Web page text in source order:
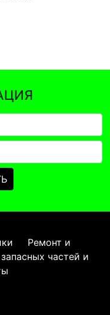
Ремонт и
частей и